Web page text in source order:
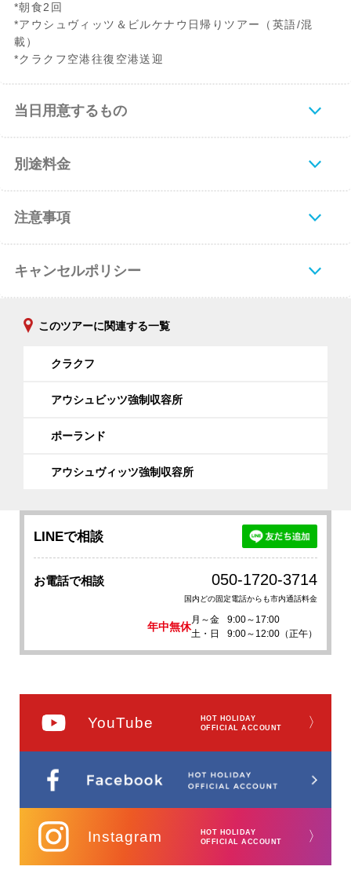
*朝食2回
*アウシュヴィッツ＆ビルケナウ日帰りツアー（英語/混
載）
*クラクフ空港往復空港送迎
当日用意するもの
別途料金
注意事項
キャンセルポリシー
このツアーに関連する一覧
クラクフ
アウシュビッツ強制収容所
ポーランド
アウシュヴィッツ強制収容所
LINEで相談
お電話で相談 050-1720-3714
国内どの固定電話からも市内通話料金
年中無休
月～金
9:00～17:00
土・日
9:00～12:00（正午）
YouTube
HOT HOLIDAY
OFFICIAL ACCOUNT
〉
Instagram
HOT HOLIDAY
OFFICIAL ACCOUNT
〉